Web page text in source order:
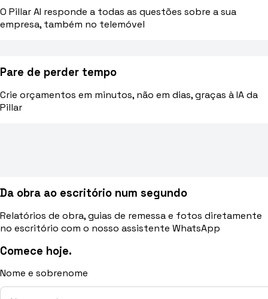
O Pillar AI responde a todas as questões sobre a sua
empresa, também no telemóvel
Pare de perder tempo
Crie orçamentos em minutos, não em dias, graças à IA da
Pillar
Da obra ao escritório num segundo
Relatórios de obra, guias de remessa e fotos diretamente
no escritório com o nosso assistente WhatsApp
Comece hoje.
Nome e sobrenome